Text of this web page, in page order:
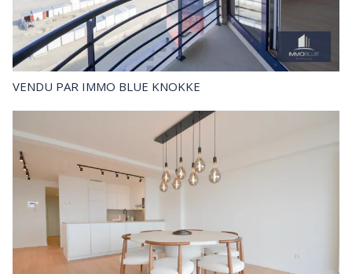
VENDU PAR IMMO BLUE KNOKKE